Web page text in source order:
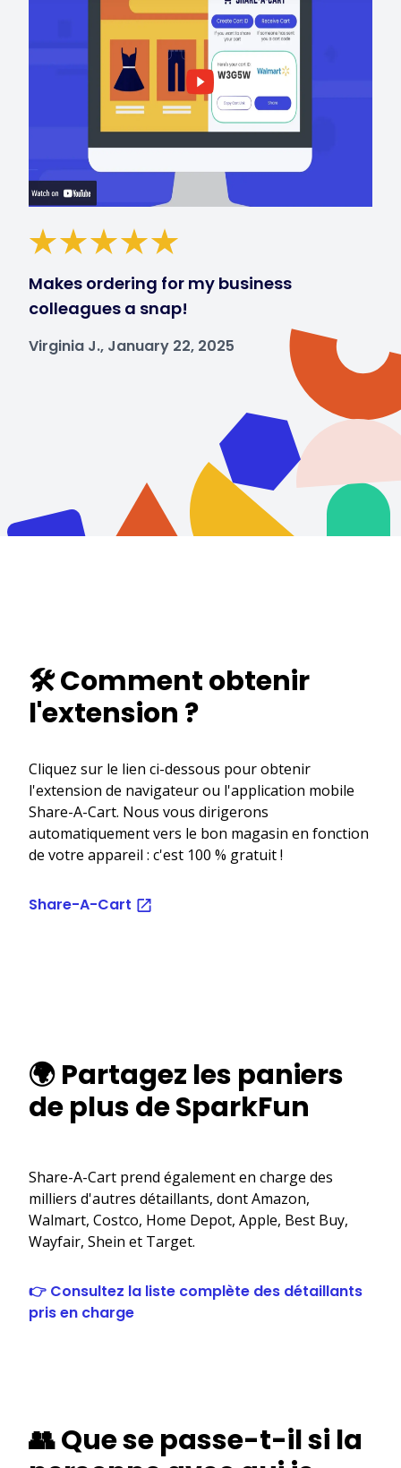
Makes ordering for my business
colleagues a snap!
Virginia J., January 22, 2025
🛠️ Comment obtenir
l'extension ?
Cliquez sur le lien ci-dessous pour obtenir
l'extension de navigateur ou l'application mobile
Share-A-Cart. Nous vous dirigerons
automatiquement vers le bon magasin en fonction
de votre appareil : c'est 100 % gratuit !
Share-A-Cart
🌍 Partagez les paniers
de plus de SparkFun
Share-A-Cart prend également en charge des
milliers d'autres détaillants, dont Amazon,
Walmart, Costco, Home Depot, Apple, Best Buy,
Wayfair, Shein et Target.
👉 Consultez la liste complète des détaillants
pris en charge
👥 Que se passe-t-il si la